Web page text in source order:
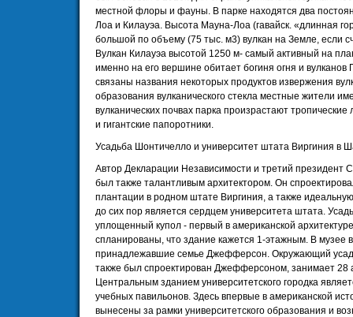
местной флоры и фауны. В парке находятся два
Лоа и Килауэа. Высота Мауна-Лоа (гавайск. «длинная
большой по объему (75 тыс. м3) вулкан на Земле, если
Вулкан Килауэа высотой 1250 м- самый активный на
именно на его вершине обитает богиня огня и
связаны названия некоторых продуктов извержения
образования вулканического стекла местные жители
вулканических почвах парка произрастают
и гигантские папоротники.
Усадьба Шонтичелло и университет штата Виргиния в
Автор Декларации Независимости и третий
был также талантливым архитектором. Он
плантации в родном штате Виргиния, а также
до сих пор является сердцем университета штата.
уплощенный купол - первый в американской
спланированы, что здание кажется 1-этажным. В музее
принадлежавшие семье Джефферсон. Окружающий
также был спроектирован Джефферсоном, занимает 28
Центральным зданием университетского городка
учебных павильонов. Здесь впервые в американской
вынесены за рамки университетского образования и